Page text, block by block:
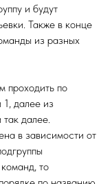
и будут
Также в конце
из разных
проходить по
1, далее из
так далее.
в зависимости от
то